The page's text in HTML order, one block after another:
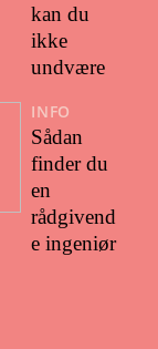
kan du
ikke
undvære
INFO
Sådan
finder du
en
rådgivend
e ingeniør